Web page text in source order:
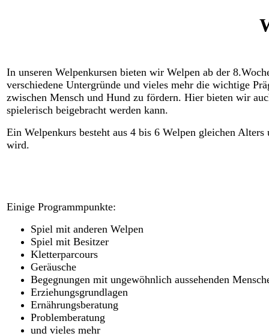
In unseren Welpenkursen bieten wir Welpen ab der
verschiedene Untergründe und vieles mehr die wichtige
zwischen Mensch und Hund zu fördern. Hier bieten wir
spielerisch beigebracht werden kann.
Ein Welpenkurs besteht aus 4 bis 6 Welpen gleichen
wird.
Einige Programmpunkte:
Spiel mit anderen Welpen
Spiel mit Besitzer
Kletterparcours
Geräusche
Begegnungen mit ungewöhnlich aussehenden
Erziehungsgrundlagen
Ernährungsberatung
Problemberatung
und vieles mehr